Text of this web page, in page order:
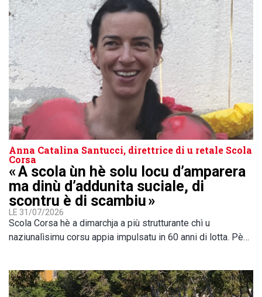
Anna Catalina Santucci, direttrice di u retale Scola
Corsa
« A scola ùn hè solu locu d’amparera
ma dinù d’addunita suciale, di
scontru è di scambiu »
LE 31/07/2026
Scola Corsa hè a dimarchja a più strutturante chì u
naziunalìsimu corsu appia impulsatu in 60 anni di lotta. Pè…